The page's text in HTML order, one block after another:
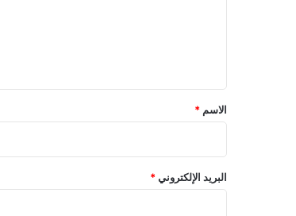
*
الاسم *
البريد الإلكتروني*